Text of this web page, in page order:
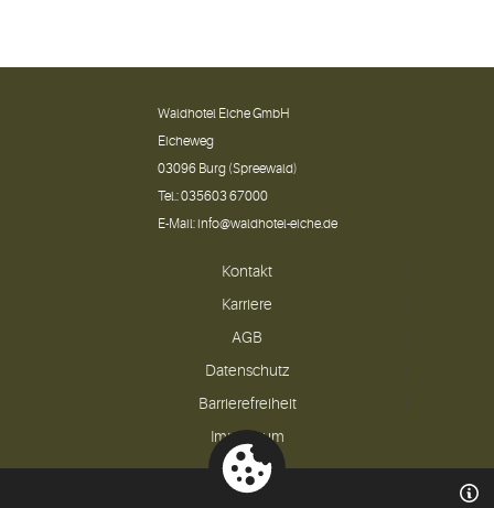
Waldhotel Eiche GmbH
Eicheweg
03096 Burg (Spreewald)
Tel.:035603 67000
E-Mail:info@waldhotel-eiche.de
Kontakt
Karriere
AGB
Datenschutz
Barrierefreiheit
Impressum